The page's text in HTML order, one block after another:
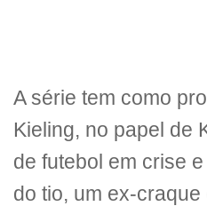
A série tem como
Kieling, no papel de
de futebol em crise
do tio, um ex-